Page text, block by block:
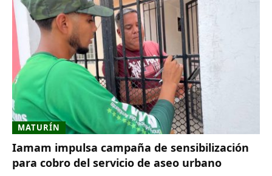
MATURÍN
Iamam impulsa campaña de sensibilización
para cobro del servicio de aseo urbano